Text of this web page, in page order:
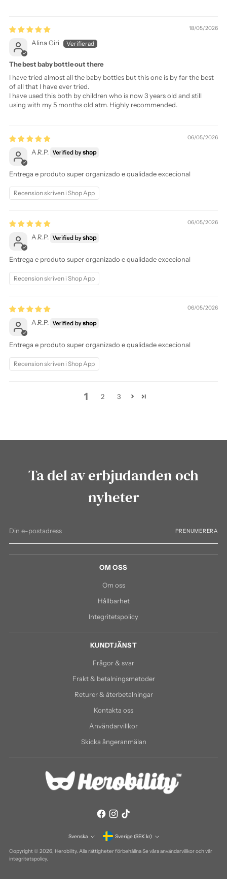
18/05/2026
Alina Giri
The best baby bottle out there
I have tried almost all the baby bottles but this one is by far the best
of all that I have ever tried.
I have used this both by children who is now 3 years old and still
using with my 5 months old atm. Highly recommended.
06/05/2026
A.R.P.
Entrega e produto super organizado e qualidade excecional
Recension skriven i Shop App
06/05/2026
A.R.P.
Entrega e produto super organizado e qualidade excecional
Recension skriven i Shop App
06/05/2026
A.R.P.
Entrega e produto super organizado e qualidade excecional
Recension skriven i Shop App
1 2 3
Ta del av erbjudanden och
nyheter
e-
postadress
PRENUMERERA
OM OSS
Om oss
Hållbarhet
Integritetspolicy
KUNDTJÄNST
Frågor & svar
Frakt & betalningsmetoder
Returer & återbetalningar
Kontakta oss
Användarvillkor
Skicka ångeranmälan
Språk
Svenska Valuta Sverige (SEK kr)
Copyright © 2026, Herobility. Alla rättigheter förbehållna Se våra användarvillkor och vår
integritetspolicy.